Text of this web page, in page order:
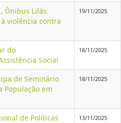
Ônibus Lilás
violência contra
19/11/2025
do
Social
18/11/2025
de Seminário
População em
18/11/2025
de Políticas
13/11/2025